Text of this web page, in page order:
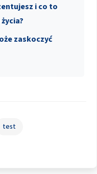
i co to
zaskoczyć
test